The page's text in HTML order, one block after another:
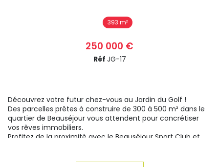
393 m²
250 000 €
Réf JG-17
Découvrez votre futur chez-vous au Jardin du Golf !
Des parcelles prêtes à construire de 300 à 500 m² dans le
quartier de Beauséjour vous attendent pour concrétiser
vos rêves immobiliers.
Profitez de la proximité avec le Beauséjour Sport Club et
Notre lotissement est équipé d'un portail automatique